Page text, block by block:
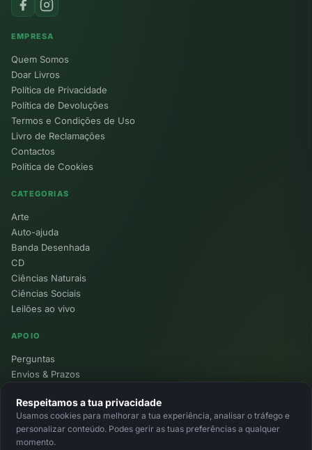
EMPRESA
Quem Somos
Doar Livros
Política de Privacidade
Política de Devoluções
Termos e Condições de Uso
Livro de Reclamações
Contactos
Política de Cookies
CATEGORIAS
Arte
Auto-ajuda
Banda Desenhada
CD
Ciências Naturais
Ciências Sociais
Leilões ao vivo
APOIO
Perguntas
Envios & Prazos
Devoluções
Minha Conta
Respeitamos a tua privacidade
Usamos cookies para melhorar a tua experiência, analisar o tráfego e
personalizar conteúdo. Podes gerir as tuas preferências a qualquer
momento.